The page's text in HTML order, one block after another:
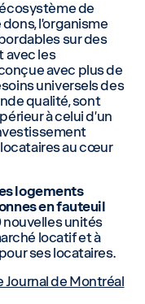
de
l’organisme
sur des
avec les
avec plus de
universels des
qualité, sont
à celui d’un
au cœur
logements
en fauteuil
nouvelles unités
locatif et à
ses locataires.
Journal de Montréal